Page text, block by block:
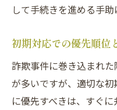
して手続きを進める手助
初期対応での優先順位
詐欺事件に巻き込まれ
が多いですが、適切な
に優先すべきは、すぐ